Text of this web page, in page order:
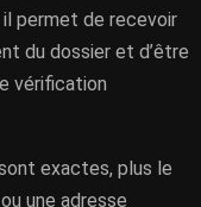
il permet de recevoir
du dossier et d’être
vérification
exactes, plus le
une adresse